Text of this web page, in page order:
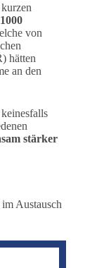
1000
von
hätten
an den
stärker
Austausch